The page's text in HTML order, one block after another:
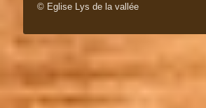
© Eglise Lys de la vallée